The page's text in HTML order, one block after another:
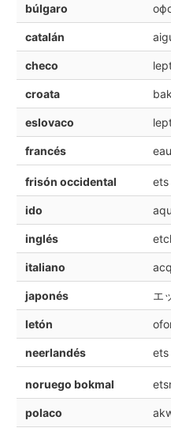
búlgaro
catalán
checo
croata
eslovaco
francés
frisón occidental ets
ido
inglés
italiano
japonés エ
letón
neerlandés ets
noruego bokmal
polaco